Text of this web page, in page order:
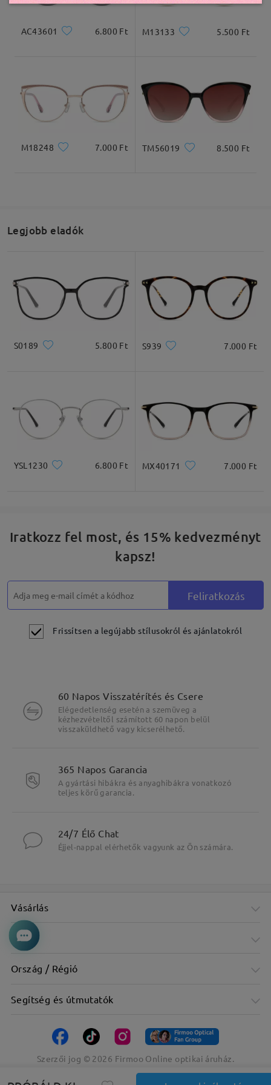
AC43601 6.800 Ft M13133 5.500 Ft
M18248 7.000 Ft TM56019 8.500 Ft
Legjobb eladók
S0189 5.800 Ft S939 7.000 Ft
YSL1230 6.800 Ft MX40171 7.000 Ft
Iratkozz fel most, és 15% kedvezményt
kapsz!
Feliratkozás
Frissítsen a legújabb stílusokról és ajánlatokról
60 Napos Visszatérítés és Csere
Elégedetlenség esetén a szemüveg a
kézhezvételtől számított 60 napon belül
visszaküldhető vagy kicserélhető.
365 Napos Garancia
A gyártási hibákra és anyaghibákra vonatkozó
teljes körű garancia.
24/7 Élő Chat
Éjjel-nappal elérhetők vagyunk az Ön számára.
Vásárlás
Cég
Ország / Régió
Segítség és útmutatók
Szerzői jog © 2026 Firmoo Online optikai áruház.